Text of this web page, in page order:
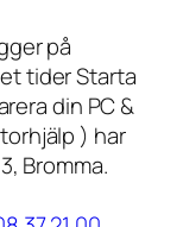
på
tider Starta
din PC &
) har
Bromma.